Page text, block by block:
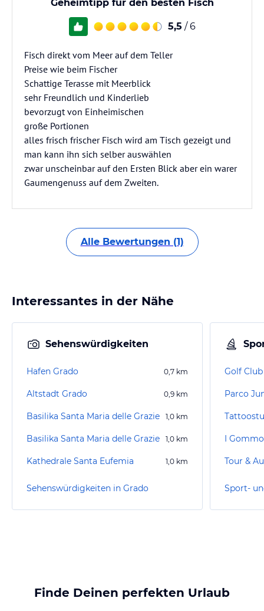
Geheimtipp für den besten Fisch
5,5 / 6
Fisch direkt vom Meer auf dem Teller
Preise wie beim Fischer
Schattige Terasse mit Meerblick
sehr Freundlich und Kinderlieb
bevorzugt von Einheimischen
große Portionen
alles frisch frischer Fisch wird am Tisch gezeigt und
man kann ihn sich selber auswählen
zwar unscheinbar auf den Ersten Blick aber ein warer
Gaumengenuss auf dem Zweiten.
Alle Bewertungen (1)
Interessantes in der Nähe
Sehenswürdigkeiten
Hafen Grado 0,7 km
Altstadt Grado 0,9 km
Basilika Santa Maria delle Grazie 1,0 km
Basilika Santa Maria delle Grazie 1,0 km
Kathedrale Santa Eufemia 1,0 km
Sehenswürdigkeiten in Grado
Golf
Parco
I
Tour &
Sport-
Finde Deinen perfekten Urlaub